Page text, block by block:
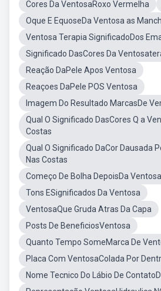
Cores Da VentosaRoxo Vermelha
Oque E EquoseDa Ventosa as
Ventosa Terapia SignificadoDos
Significado DasCores Da
Reação DaPele Apos Ventosa
Reaçoes DaPele POS Ventosa
Imagem Do Resultado MarcasDe
Qual O Significado DasCores Q a
Costas
Qual O Significado DaCor Dausada
Nas Costas
Começo De Bolha DepoisDa
Tons ESignificados Da Ventosa
VentosaQue Gruda Atras Da Capa
Posts De BeneficiosVentosa
Quanto Tempo SomeMarca De
Placa Com VentosaColada Por
Nome Tecnico Do Lábio De